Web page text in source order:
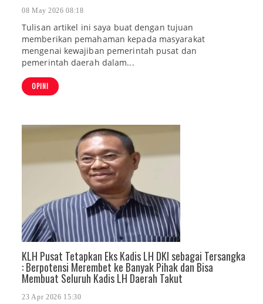
08 May 2026 08:18
Tulisan artikel ini saya buat dengan tujuan
memberikan pemahaman kepada masyarakat
mengenai kewajiban pemerintah pusat dan
pemerintah daerah dalam...
OPINI
KLH Pusat Tetapkan Eks Kadis LH DKI sebagai Tersangka
: Berpotensi Merembet ke Banyak Pihak dan Bisa
Membuat Seluruh Kadis LH Daerah Takut
23 Apr 2026 15:30